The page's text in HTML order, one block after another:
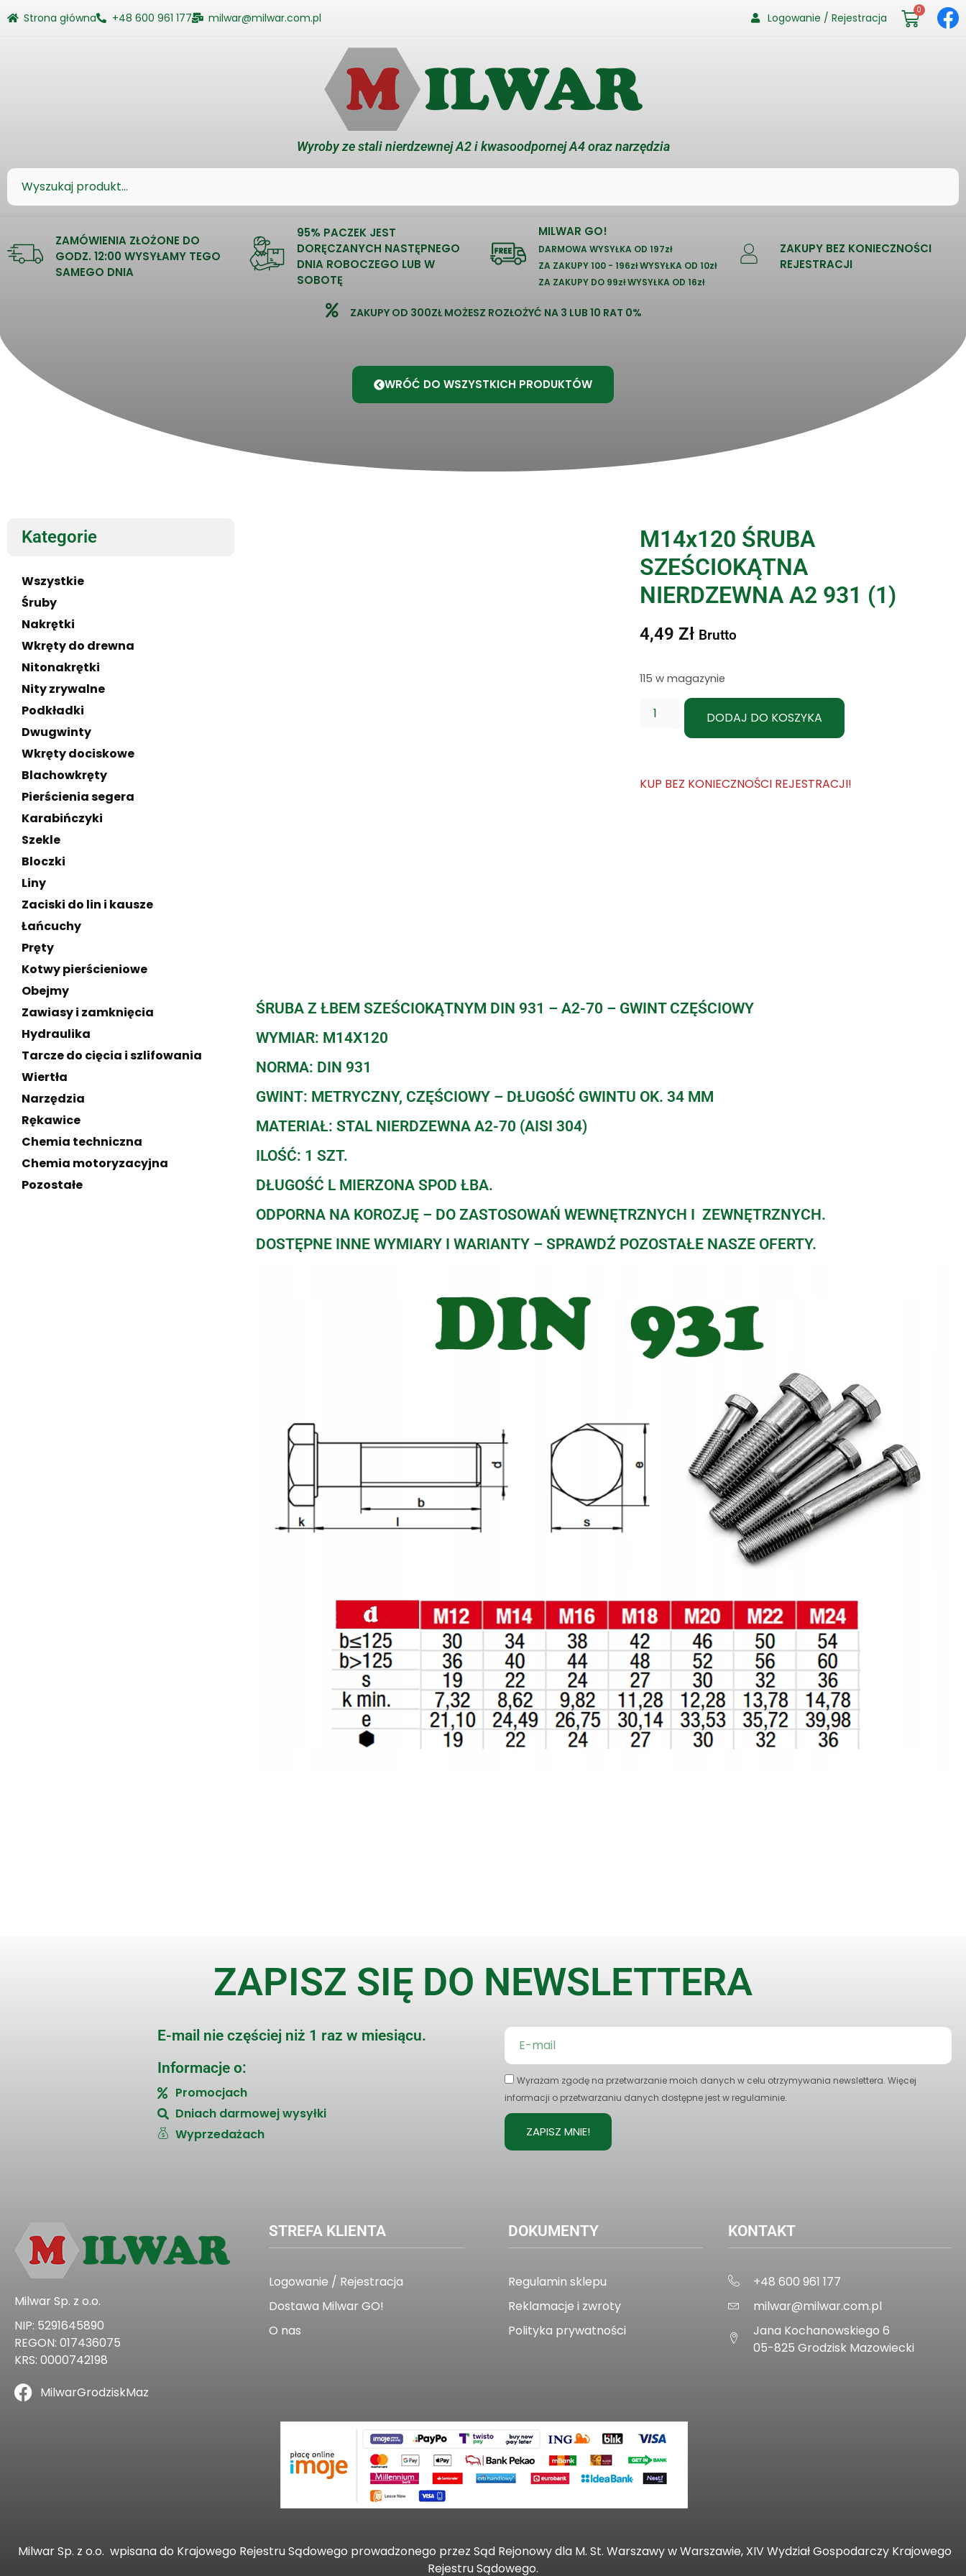
Strona główna +48 600 961 177 milwar@milwar.com.pl Logowanie / Rejestracja
0
Wyroby ze stali nierdzewnej A2 i kwasoodpornej A4 oraz narzędzia
ZAMÓWIENIA ZŁOŻONE DO
GODZ. 12:00 WYSYŁAMY TEGO
SAMEGO DNIA
95% PACZEK JEST
DORĘCZANYCH NASTĘPNEGO
DNIA ROBOCZEGO LUB W
SOBOTĘ
MILWAR GO!
DARMOWA WYSYŁKA OD 197zł
ZA ZAKUPY 100 - 196zł WYSYŁKA OD 10zł
ZA ZAKUPY DO 99zł WYSYŁKA OD 16zł
ZAKUPY BEZ KONIECZNOŚCI
REJESTRACJI
ZAKUPY OD 300ZŁ MOŻESZ ROZŁOŻYĆ NA 3 LUB 10 RAT 0%
WRÓĆ DO WSZYSTKICH PRODUKTÓW
Kategorie
Wszystkie
Śruby
Nakrętki
Wkręty do drewna
Nitonakrętki
Nity zrywalne
Podkładki
Dwugwinty
Wkręty dociskowe
Blachowkręty
Pierścienia segera
Karabińczyki
Szekle
Bloczki
Liny
Zaciski do lin i kausze
Łańcuchy
Pręty
Kotwy pierścieniowe
Obejmy
Zawiasy i zamknięcia
Hydraulika
Tarcze do cięcia i szlifowania
Wiertła
Narzędzia
Rękawice
Chemia techniczna
Chemia motoryzacyjna
Pozostałe
M14x120 ŚRUBA
SZEŚCIOKĄTNA
NIERDZEWNA A2 931 (1)
4,49 Zł Brutto
115 w magazynie
DODAJ DO KOSZYKA
KUP BEZ KONIECZNOŚCI REJESTRACJI!
ŚRUBA Z ŁBEM SZEŚCIOKĄTNYM DIN 931 – A2-70 – GWINT CZĘŚCIOWY
WYMIAR: M14X120
NORMA: DIN 931
GWINT: METRYCZNY, CZĘŚCIOWY – DŁUGOŚĆ GWINTU OK. 34 MM
MATERIAŁ: STAL NIERDZEWNA A2-70 (AISI 304)
ILOŚĆ: 1 SZT.
DŁUGOŚĆ L MIERZONA SPOD ŁBA.
ODPORNA NA KOROZJĘ – DO ZASTOSOWAŃ WEWNĘTRZNYCH I ZEWNĘTRZNYCH.
DOSTĘPNE INNE WYMIARY I WARIANTY – SPRAWDŹ POZOSTAŁE NASZE OFERTY.
ZAPISZ SIĘ DO NEWSLETTERA
E-mail nie częściej niż 1 raz w miesiącu.
Informacje o:
Promocjach
Dniach darmowej wysyłki
Wyprzedażach
Wyrażam zgodę na przetwarzanie moich danych w celu otrzymywania newslettera. Więcej
informacji o przetwarzaniu danych dostępne jest w regulaminie.
ZAPISZ MNIE!
Milwar Sp. z o.o.
NIP: 5291645890
REGON: 017436075
KRS: 0000742198
MilwarGrodziskMaz
STREFA KLIENTA
Logowanie / Rejestracja
Dostawa Milwar GO!
O nas
DOKUMENTY
Regulamin sklepu
Reklamacje i zwroty
Polityka prywatności
KONTAKT
+48 600 961 177
milwar@milwar.com.pl
Jana Kochanowskiego 6
05-825 Grodzisk Mazowiecki
Milwar Sp. z o.o. wpisana do Krajowego Rejestru Sądowego prowadzonego przez Sąd Rejonowy dla M. St. Warszawy w Warszawie, XIV Wydział Gospodarczy Krajowego
Rejestru Sądowego.